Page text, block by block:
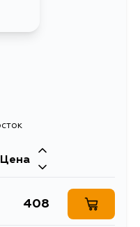
Цена
408